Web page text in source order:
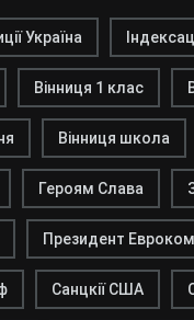
Україна
Вінниця 1 клас
Вінниця школа
Героям Слава
Президент
Санцкії США